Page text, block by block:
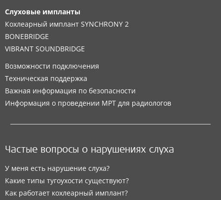
Слуховые импланты
Кохлеарный имплант SYNCHRONY 2
BONEBRIDGE
VIBRANT SOUNDBRIDGE
Возможности подключения
Техническая поддержка
Важная информация по безопасности
Информация о проведении МРТ для радиологов
Частые вопросы о нарушениях слуха
У меня есть нарушение слуха?
Какие типы тугоухости существуют?
Как работает кохлеарный имплант?